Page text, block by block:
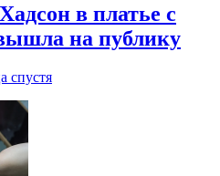
в платье с
на публику
спустя